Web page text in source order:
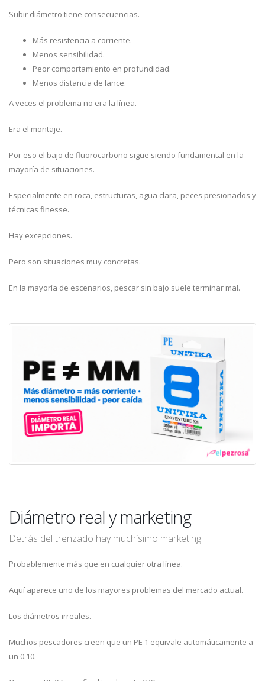
Subir diámetro tiene consecuencias.
Más resistencia a corriente.
Menos sensibilidad.
Peor comportamiento en profundidad.
Menos distancia de lance.
A veces el problema no era la línea.
Era el montaje.
Por eso el bajo de fluorocarbono sigue siendo fundamental en la
mayoría de situaciones.
Especialmente en roca, estructuras, agua clara, peces presionados y
técnicas finesse.
Hay excepciones.
Pero son situaciones muy concretas.
En la mayoría de escenarios, pescar sin bajo suele terminar mal.
Diámetro real y marketing
Detrás del trenzado hay muchísimo marketing.
Probablemente más que en cualquier otra línea.
Aquí aparece uno de los mayores problemas del mercado actual.
Los diámetros irreales.
Muchos pescadores creen que un PE 1 equivale automáticamente a
un 0.10.